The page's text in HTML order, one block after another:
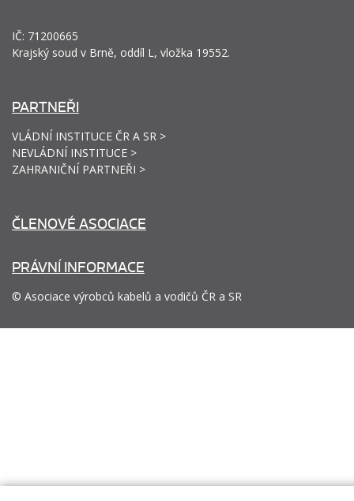
IČ: 71200665
Krajský soud v Brně, oddíl L, vložka 19552.
PARTNEŘI
VLÁDNÍ INSTITUCE ČR A SR >
NEVLÁDNÍ INSTITUCE >
ZAHRANIČNÍ PARTNEŘI >
ČLENOVÉ ASOCIACE
PRÁVNÍ INFORMACE
© Asociace výrobců kabelů a vodičů ČR a SR